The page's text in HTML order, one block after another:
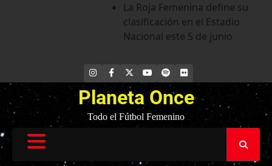
La Roja Femenina define su
clasificación en el Estadio
Nacional este 5 de junio
INSTAGRAM
FACEBOOK YOUTUBE
SPOTIFYFLICKR
Planeta Once
Todo el Fútbol Femenino